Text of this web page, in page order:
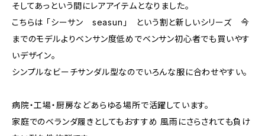
そしてあっという間にレアアイテムとなりました。
こちらは 「シーサン seasun」 という割と新しいシリーズ 今
までのモデルよりベンサン度低めでベンサン初心者でも買いやす
いデザイン。
シンプルなビーチサンダル型なのでいろんな服に合わせやすい。
病院・工場・厨房などあらゆる場所で活躍しています。
家庭でのベランダ履きとしてもおすすめ 風雨にさらされても負け